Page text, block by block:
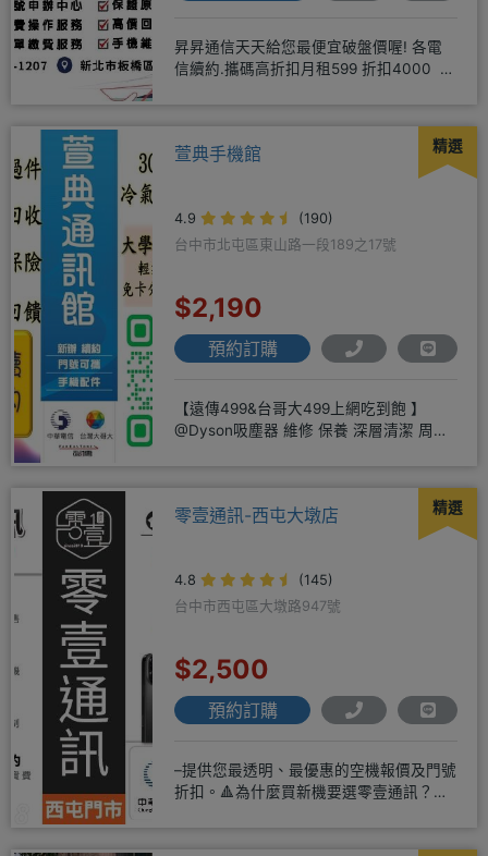
昇昇通信天天給您最便宜破盤價喔! 各電
信續約.攜碼高折扣月租599 折扣4000 月
精選
萱典手機館
4.9
(190)
台中市北屯區東山路一段189之17號
$2,190
預約訂購
【遠傳499&台哥大499上網吃到飽 】
@Dyson吸塵器 維修 保養 深層清潔 周邊
精選
零壹通訊-西屯大墩店
4.8
(145)
台中市西屯區大墩路947號
$2,500
預約訂購
–提供您最透明、最優惠的空機報價及門號
折扣。🔺為什麼買新機要選零壹通訊？